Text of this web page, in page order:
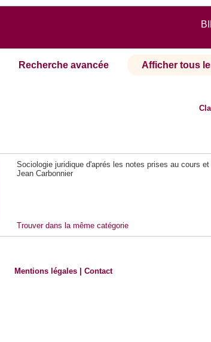
Recherche avancée Afficher tous
Sociologie juridique d'aprés les notes prises au cours
Jean Carbonnier
Trouver dans la même catégorie
Mentions légales |Contact